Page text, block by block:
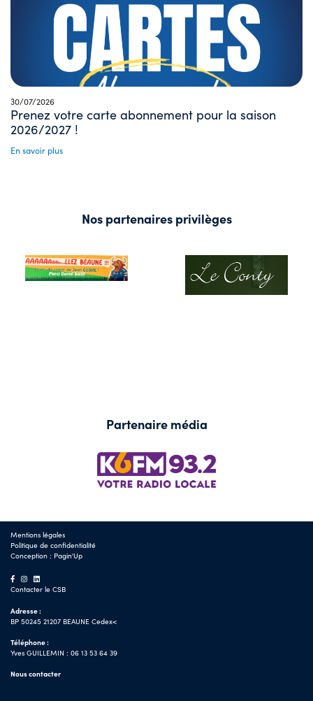
30/07/2026
Prenez votre carte abonnement pour la saison
2026/2027 !
En savoir plus
Nos partenaires privilèges
Partenaire média
Mentions légales
Politique de confidentialité
Conception : Pagin'Up
Contacter le CSB
Adresse :
BP 50245 21207 BEAUNE Cedex<
Téléphone :
Yves GUILLEMIN : 06 13 53 64 39
Nous contacter